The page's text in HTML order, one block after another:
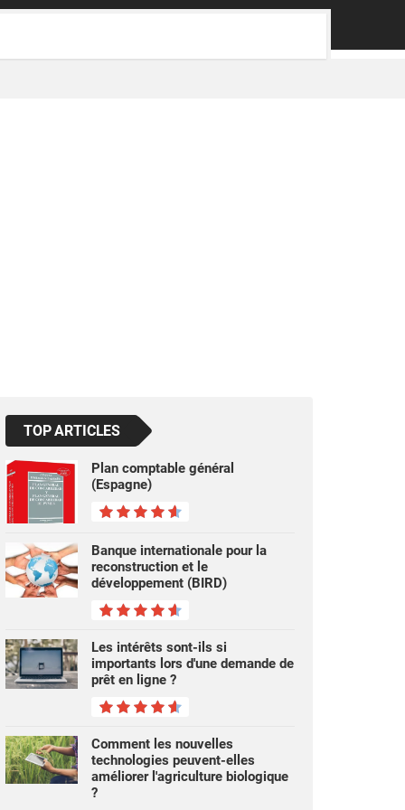
TOP ARTICLES
Plan comptable général
(Espagne)
Banque internationale pour la
reconstruction et le
développement (BIRD)
Les intérêts sont-ils si
importants lors d'une demande de
prêt en ligne ?
Comment les nouvelles
technologies peuvent-elles
améliorer l'agriculture biologique
?